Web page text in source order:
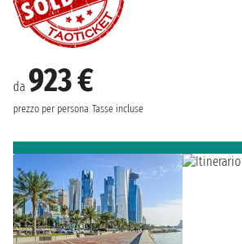
da 923 €
prezzo per persona Tasse incluse